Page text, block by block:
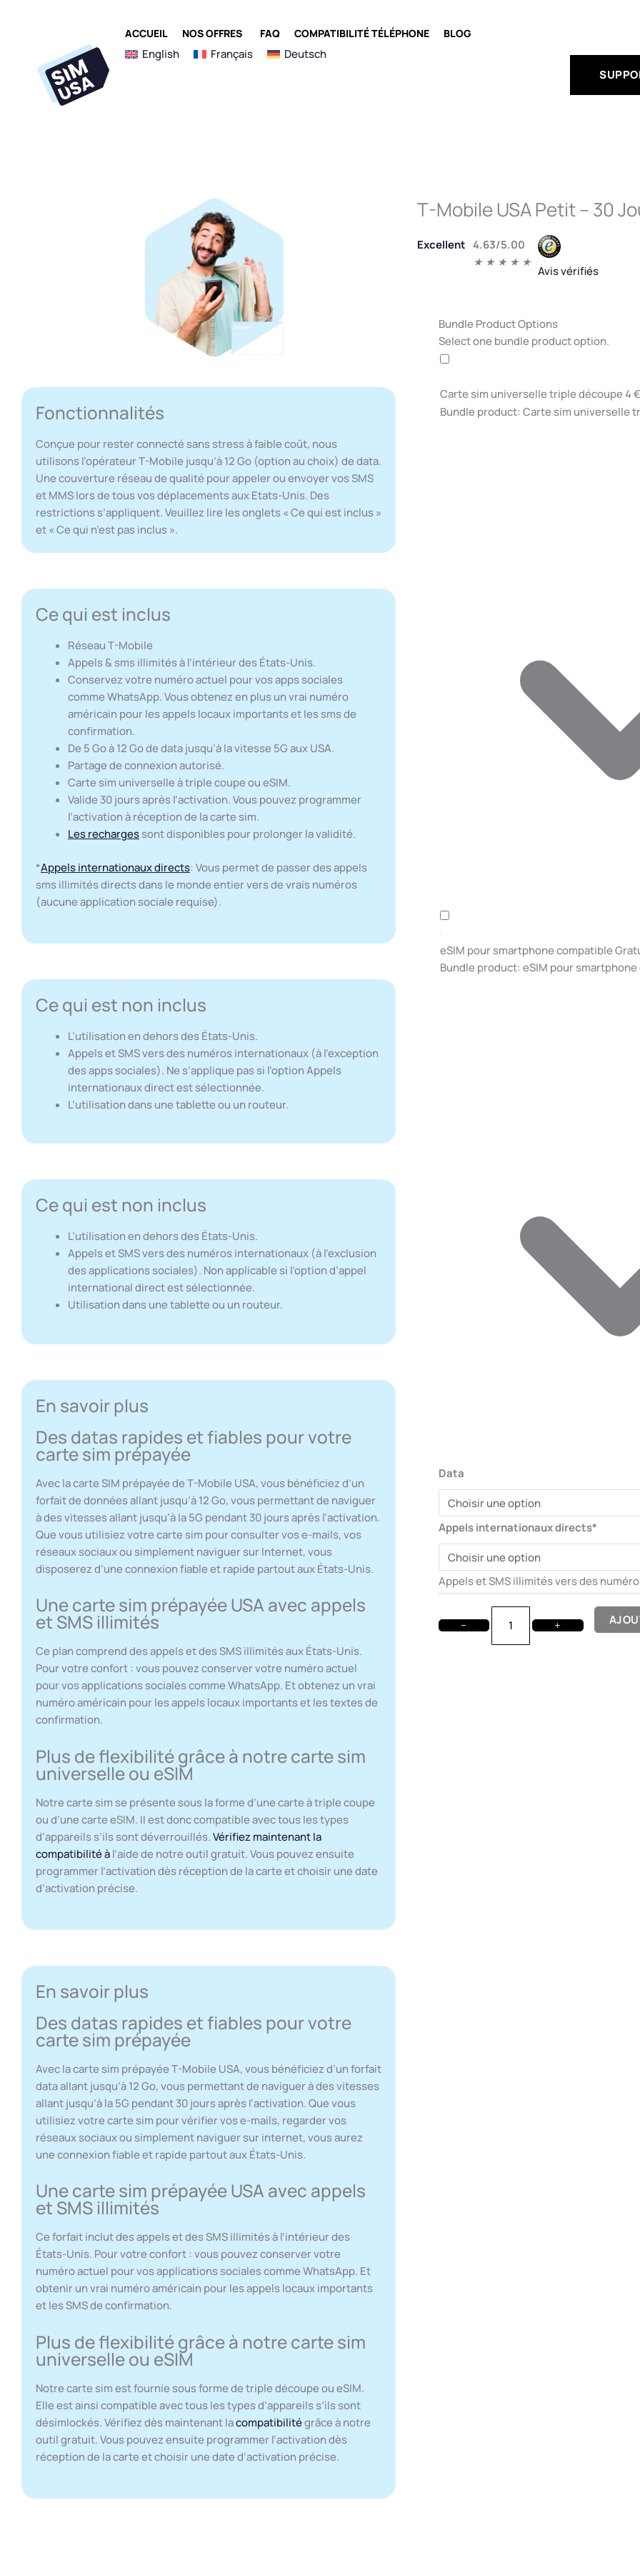
ACCUEIL NOS OFFRES OUVRIR NOS OFFRES
FAQ COMPATIBILITÉ TÉLÉPHONE BLOG
English Français
Deutsch
Fonctionnalités
Conçue pour rester connecté sans stress à faible coût, nous
utilisons l’opérateur T-Mobile jusqu’à 12 Go (option au choix) de data.
Une couverture réseau de qualité pour appeler ou envoyer vos SMS
et MMS lors de tous vos déplacements aux Etats-Unis. Des
restrictions s’appliquent. Veuillez lire les onglets « Ce qui est inclus »
et « Ce qui n’est pas inclus ».
Ce qui est inclus
Réseau T-Mobile
Appels & sms illimités à l’intérieur des États-Unis.
Conservez votre numéro actuel pour vos apps sociales
comme WhatsApp. Vous obtenez en plus un vrai numéro
américain pour les appels locaux importants et les sms de
confirmation.
De 5 Go à 12 Go de data jusqu’à la vitesse 5G aux USA.
Partage de connexion autorisé.
Carte sim universelle à triple coupe ou eSIM.
Valide 30 jours après l’activation. Vous pouvez programmer
l’activation à réception de la carte sim.
Les rechargessont disponibles pour prolonger la validité.
*Appels internationaux directs: Vous permet de passer des appels
sms illimités directs dans le monde entier vers de vrais numéros
(aucune application sociale requise).
Ce qui est non inclus
L’utilisation en dehors des États-Unis.
Appels et SMS vers des numéros internationaux (à l’exception
des apps sociales). Ne s’applique pas si l’option Appels
internationaux direct est sélectionnée.
L’utilisation dans une tablette ou un routeur.
Ce qui est non inclus
L’utilisation en dehors des États-Unis.
Appels et SMS vers des numéros internationaux (à l’exclusion
des applications sociales). Non applicable si l’option d’appel
international direct est sélectionnée.
Utilisation dans une tablette ou un routeur.
En savoir plus
Des datas rapides et fiables pour votre
carte sim prépayée
Avec la carte SIM prépayée de T-Mobile USA, vous bénéficiez d’un
forfait de données allant jusqu’à 12 Go, vous permettant de naviguer
à des vitesses allant jusqu’à la 5G pendant 30 jours après l’activation.
Que vous utilisiez votre carte sim pour consulter vos e-mails, vos
réseaux sociaux ou simplement naviguer sur Internet, vous
disposerez d’une connexion fiable et rapide partout aux États-Unis.
Une carte sim prépayée USA avec appels
et SMS illimités
Ce plan comprend des appels et des SMS illimités aux États-Unis.
Pour votre confort : vous pouvez conserver votre numéro actuel
pour vos applications sociales comme WhatsApp. Et obtenez un vrai
numéro américain pour les appels locaux importants et les textes de
confirmation.
Plus de flexibilité grâce à notre carte sim
universelle ou eSIM
Notre carte sim se présente sous la forme d’une carte à triple coupe
ou d’une carte eSIM. Il est donc compatible avec tous les types
d’appareils s’ils sont déverrouillés.Vérifiez maintenant la
compatibilité àl’aide de notre outil gratuit. Vous pouvez ensuite
programmer l’activation dès réception de la carte et choisir une date
d’activation précise.
En savoir plus
Des datas rapides et fiables pour votre
carte sim prépayée
Avec la carte sim prépayée T-Mobile USA, vous bénéficiez d’un forfait
data allant jusqu’à 12 Go, vous permettant de naviguer à des vitesses
allant jusqu’à la 5G pendant 30 jours après l’activation. Que vous
utilisiez votre carte sim pour vérifier vos e-mails, regarder vos
réseaux sociaux ou simplement naviguer sur internet, vous aurez
une connexion fiable et rapide partout aux États-Unis.
Une carte sim prépayée USA avec appels
et SMS illimités
Ce forfait inclut des appels et des SMS illimités à l’intérieur des
États-Unis. Pour votre confort : vous pouvez conserver votre
numéro actuel pour vos applications sociales comme WhatsApp. Et
obtenir un vrai numéro américain pour les appels locaux importants
et les SMS de confirmation.
Plus de flexibilité grâce à notre carte sim
universelle ou eSIM
Notre carte sim est fournie sous forme de triple découpe ou eSIM.
Elle est ainsi compatible avec tous les types d’appareils s’ils sont
désimlockés. Vérifiez dès maintenant lacompatibilitégrâce à notre
outil gratuit. Vous pouvez ensuite programmer l’activation dès
réception de la carte et choisir une date d’activation précise.
T-Mobile USA Petit – 30
Excellent 4.63/5.00
★ ★ ★ ★ ★
Noté
4.5
sur
Avis vérifiés
Bundle Product Options
Select one bundle product option.
Carte sim universelle triple découpe4
Bundle product: Carte sim universelle
eSIM pour smartphone compatible
Bundle product: eSIM pour
Data
Appels internationaux directs*
Appels et SMS illimités vers des
−
quantité
de
USA
Petit
+